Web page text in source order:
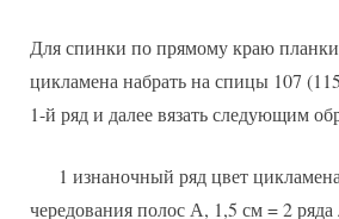
Для спинки по прямому краю
цикламена набрать на спицы 107
1-й ряд и далее вязать следующим
1 изнаночный ряд цвет
чередования полос А, 1,5 см = 2